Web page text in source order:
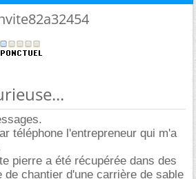
téléphone l'entrepreneur qui m'a
pierre a été récupérée dans des
de chantier d'une carrière de sable